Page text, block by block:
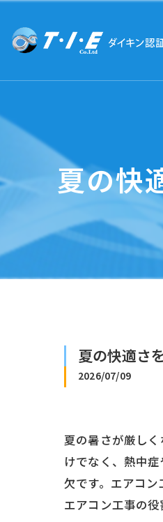
夏の快
夏の快適さ
2026/07/09
夏の暑さが厳し
けでなく、熱中
欠です。エアコ
エアコン工事の